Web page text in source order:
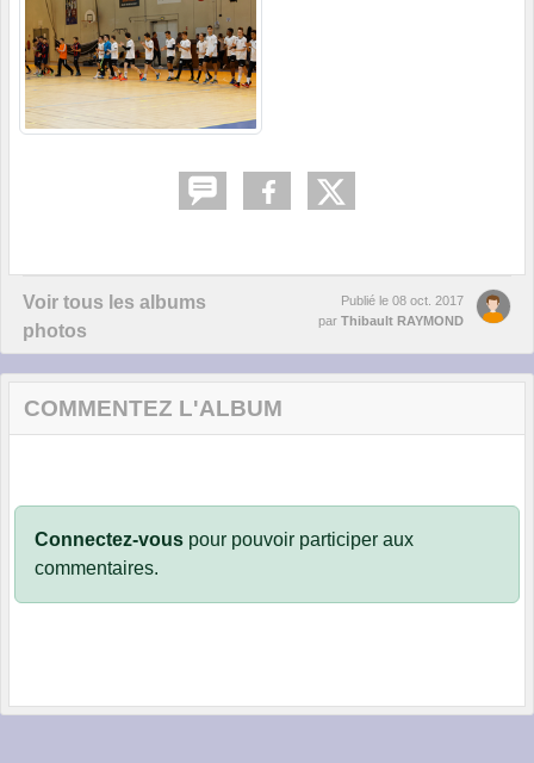
Voir tous les albums
photos
Publié le 08 oct. 2017
par Thibault RAYMOND
COMMENTEZ L'ALBUM
Connectez-vous pour pouvoir participer aux
commentaires.